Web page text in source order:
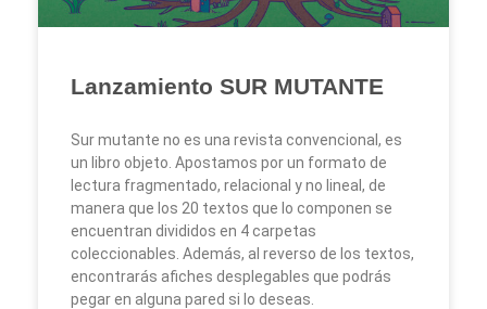
Lanzamiento SUR MUTANTE
Sur mutante no es una revista convencional, es
un libro objeto. Apostamos por un formato de
lectura fragmentado, relacional y no lineal, de
manera que los 20 textos que lo componen se
encuentran divididos en 4 carpetas
coleccionables. Además, al reverso de los textos,
encontrarás afiches desplegables que podrás
pegar en alguna pared si lo deseas.